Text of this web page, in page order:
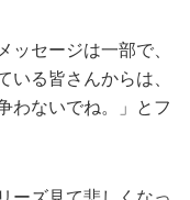
セージは一部で、
る皆さんからは、
わないでね。」とフ